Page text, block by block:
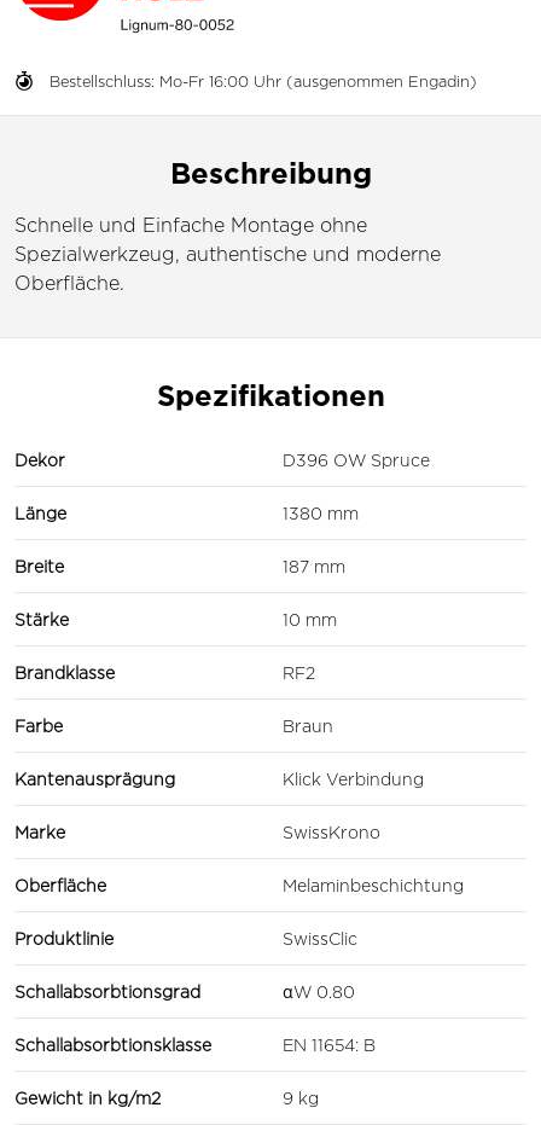
Bestellschluss: Mo-Fr 16:00 Uhr (ausgenommen Engadin)
Beschreibung
Schnelle und Einfache Montage ohne
Spezialwerkzeug, authentische und moderne
Oberfläche.
Spezifikationen
Dekor D396 OW Spruce
Länge 1380 mm
Breite 187 mm
Stärke 10 mm
Brandklasse RF2
Farbe Braun
Kantenausprägung Klick Verbindung
Marke SwissKrono
Oberfläche Melaminbeschichtung
Produktlinie SwissClic
Schallabsorbtionsgrad αW 0.80
Schallabsorbtionsklasse EN 11654: B
Gewicht in kg/m2 9 kg